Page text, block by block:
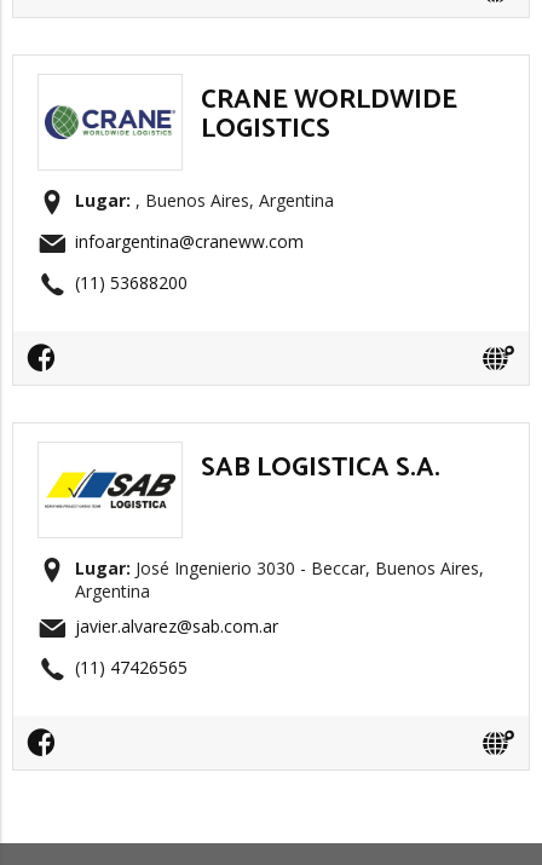
CRANE WORLDWIDE
LOGISTICS
Lugar: , Buenos Aires, Argentina
infoargentina@craneww.com
(11) 53688200
SAB LOGISTICA S.A.
Lugar: José Ingenierio 3030 - Beccar, Buenos Aires,
Argentina
javier.alvarez@sab.com.ar
(11) 47426565